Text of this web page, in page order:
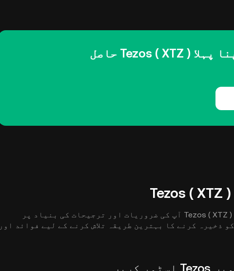
KuCoin کے ساتھ اپنا پہلا Tezos ( XTZ ) حاصل
ذخیرہ کرنے کا بہترین طریقہ Tezos ( XTZ ) آپ کی ضروریات اور ترجیحات کی بنیاد پر
مختلف ہوتا ہے۔ Tezos ( XTZ ) کو ذخیرہ کرنے کا بہترین طریقہ تلاش کرنے کے لیے فوائد اور